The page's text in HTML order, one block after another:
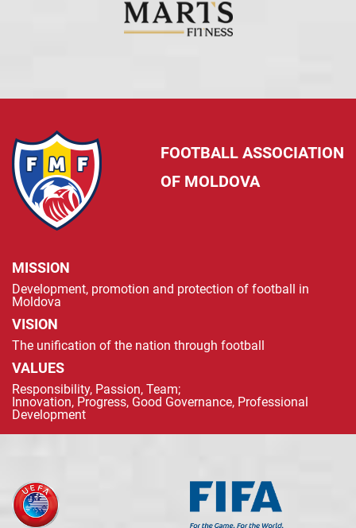
FOOTBALL ASSOCIATION
OF MOLDOVA
MISSION
Development, promotion and protection of football in
Moldova
VISION
The unification of the nation through football
VALUES
Responsibility, Passion, Team;
Innovation, Progress, Good Governance, Professional
Development